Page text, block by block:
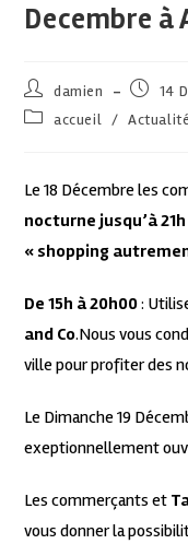
Decembre à
damien
14
accueil /
Le 18 Décembre les
nocturne jusqu’à 21h
« shopping
De 15h à 20h00:
and Co.Nous vous
ville pour profiter des
Le Dimanche 19
exeptionnellement
Les commerçants et
vous donner la